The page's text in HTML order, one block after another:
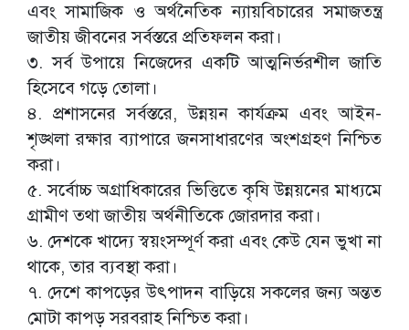
এবং সামাজিক ও অর্থনৈতিক ন্যায়বিচারের সমাজতন্ত্র
জাতীয় জীবনের সর্বস্তরে প্রতিফলন করা।
৩. সর্ব উপায়ে নিজেদের একটি আত্মনির্ভরশীল জাতি
হিসেবে গড়ে তোলা।
৪. প্রশাসনের সর্বস্তরে, উন্নয়ন কার্যক্রম এবং আইন-
শৃঙ্খলা রক্ষার ব্যাপারে জনসাধারণের অংশগ্রহণ নিশ্চিত
করা।
৫. সর্বোচ্চ অগ্রাধিকারের ভিত্তিতে কৃষি উন্নয়নের মাধ্যমে
গ্রামীণ তথা জাতীয় অর্থনীতিকে জোরদার করা।
৬. দেশকে খাদ্যে স্বয়ংসম্পূর্ণ করা এবং কেউ যেন ভুখা না
থাকে, তার ব্যবস্থা করা।
৭. দেশে কাপড়ের উৎপাদন বাড়িয়ে সকলের জন্য অন্তত
মোটা কাপড় সরবরাহ নিশ্চিত করা।